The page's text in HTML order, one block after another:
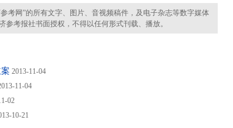
网”的所有文字、图片、音视频稿件，及电子杂志等数字媒体
考报社书面授权，不得以任何形式刊载、播放。
2013-11-04
11-04
02
10-21